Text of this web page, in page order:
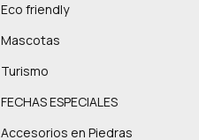
Eco friendly
Mascotas
Turismo
FECHAS ESPECIALES
Accesorios en Piedras